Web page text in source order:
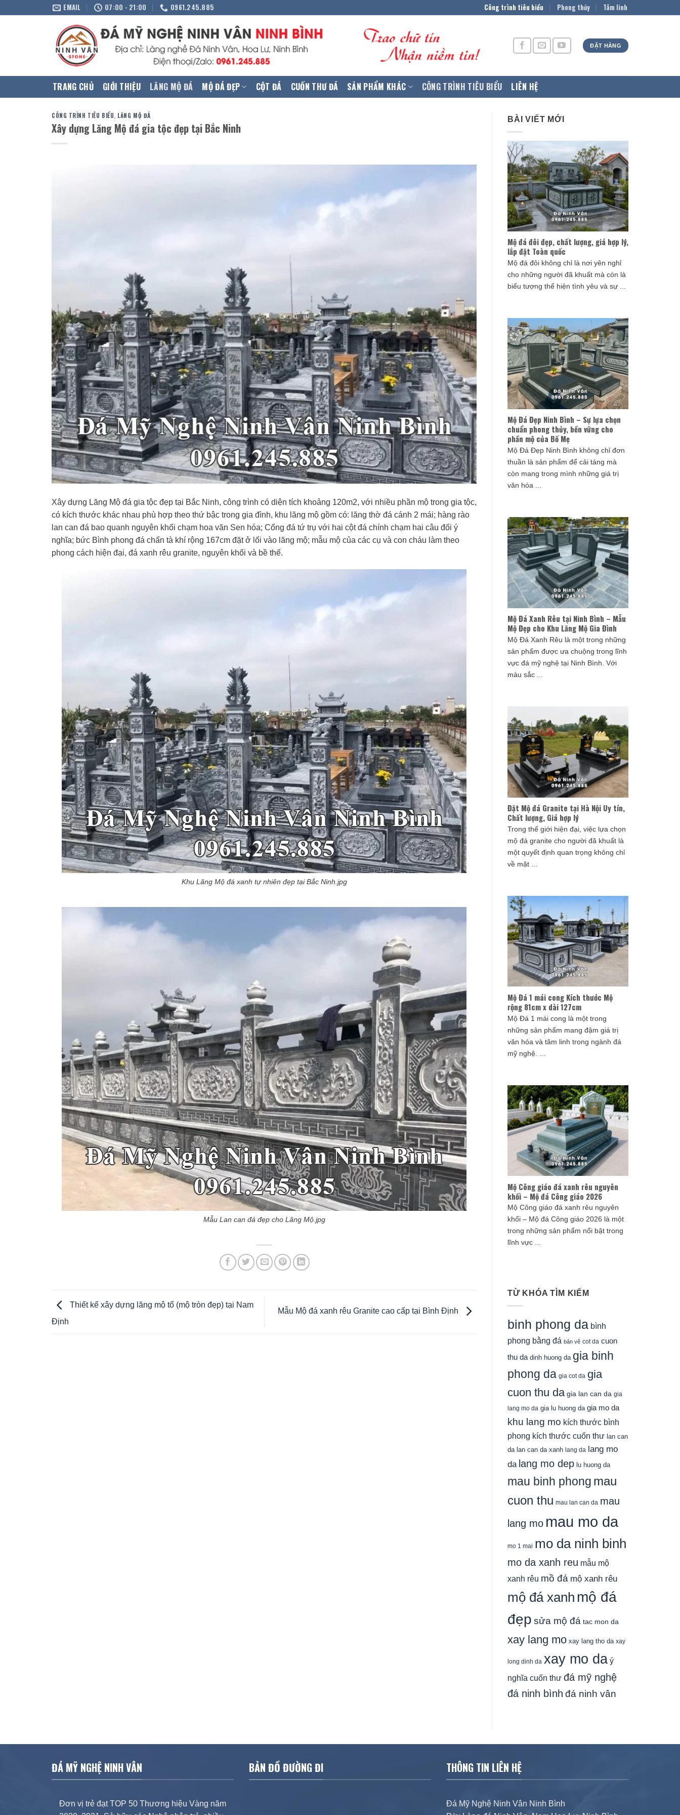
EMAIL 07:00 - 21:00 0961.245.885 Công trình tiêu biểu Phong thủy Tâm linh
ĐẶT HÀNG
TRANG CHỦ GIỚI THIỆU LĂNG MỘ ĐÁ MỘ ĐÁ ĐẸP CỘT ĐÁ CUỐN THƯ ĐÁ SẢN PHẨM KHÁC CÔNG TRÌNH TIÊU BIỂU LIÊN HỆ
CÔNG TRÌNH TIÊU BIỂU, LĂNG MỘ ĐÁ
Xây dựng Lăng Mộ đá gia tộc đẹp tại Bắc Ninh
Xây dựng Lăng Mộ đá gia tộc đẹp tại Bắc Ninh, công trình có diện tích khoảng 120m2, với nhiều phần mộ trong gia tộc,
có kích thước khác nhau phù hợp theo thứ bậc trong gia đình, khu lăng mộ gồm có: lăng thờ đá cánh 2 mái; hàng rào
lan can đá bao quanh nguyên khối chạm hoa văn Sen hóa; Cổng đá tứ trụ với hai cột đá chính chạm hai câu đối ý
nghĩa; bức Bình phong đá chấn tà khí rộng 167cm đặt ở lối vào lăng mộ; mẫu mộ của các cụ và con cháu làm theo
phong cách hiện đại, đá xanh rêu granite, nguyên khối và bề thế.
Khu Lăng Mộ đá xanh tự nhiên đẹp tại Bắc Ninh.jpg
Mẫu Lan can đá đẹp cho Lăng Mộ.jpg
Thiết kế xây dựng lăng mộ tổ (mộ tròn đẹp) tại Nam
Định
Mẫu Mộ đá xanh rêu Granite cao cấp tại Bình Định
BÀI VIẾT MỚI
Mộ đá đôi đẹp, chất lượng, giá hợp lý,
lắp đặt Toàn quốc
Mộ đá đôi không chỉ là nơi yên nghỉ
cho những người đã khuất mà còn là
biểu tượng thể hiện tình yêu và sự ...
Mộ Đá Đẹp Ninh Bình – Sự lựa chọn
chuẩn phong thủy, bền vững cho
phần mộ của Bố Mẹ
Mộ Đá Đẹp Ninh Bình không chỉ đơn
thuần là sản phẩm để cải táng mà
còn mang trong mình những giá trị
văn hóa ...
Mộ Đá Xanh Rêu tại Ninh Bình – Mẫu
Mộ Đẹp cho Khu Lăng Mộ Gia Đình
Mộ Đá Xanh Rêu là một trong những
sản phẩm được ưa chuộng trong lĩnh
vực đá mỹ nghệ tại Ninh Bình. Với
màu sắc ...
Đặt Mộ đá Granite tại Hà Nội Uy tín,
Chất lượng, Giá hợp lý
Trong thế giới hiện đại, việc lựa chọn
mộ đá granite cho người đã khuất là
một quyết định quan trọng không chỉ
về mặt ...
Mộ Đá 1 mái cong Kích thước Mộ
rộng 81cm x dài 127cm
Mộ Đá 1 mái cong là một trong
những sản phẩm mang đậm giá trị
văn hóa và tâm linh trong ngành đá
mỹ nghệ. ...
Mộ Công giáo đá xanh rêu nguyên
khối – Mộ đá Công giáo 2026
Mộ Công giáo đá xanh rêu nguyên
khối – Mộ đá Công giáo 2026 là một
trong những sản phẩm nổi bật trong
lĩnh vực ...
TỪ KHÓA TÌM KIẾM
binh phong da bình
phong bằng đá bản vẽ cot da cuon
thu da dinh huong da gia binh
phong da gia cot da gia
cuon thu da gia lan can da gia
lang mo da gia lu huong da gia mo da
khu lang mo kích thước bình
phong kích thước cuốn thư lan can
da lan can da xanh lang da lang mo
da lang mo dep lu huong da
mau binh phong mau
cuon thu mau lan can da mau
lang mo mau mo da
mo 1 mai mo da ninh binh
mo da xanh reu mẫu mộ
xanh rêu mồ đá mộ xanh rêu
mộ đá xanh mộ đá
đẹp sửa mộ đá tac mon da
xay lang mo xay lang tho da xay
long dinh da xay mo da ý
nghĩa cuốn thư đá mỹ nghệ
đá ninh bình đá ninh vân
ĐÁ MỸ NGHỆ NINH VÂN
Đơn vị trẻ đạt TOP 50 Thương hiệu Vàng năm
BẢN ĐỒ ĐƯỜNG ĐI THÔNG TIN LIÊN HỆ
Đá Mỹ Nghệ Ninh Vân Ninh Bình